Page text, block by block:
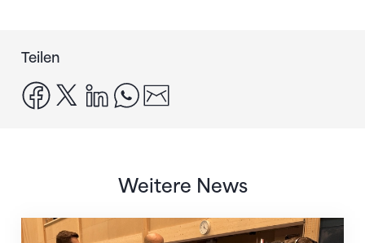
Teilen
facebook
x linkedinwhatsapp
Weitere News
Mit klaren Zielen nach Zagreb